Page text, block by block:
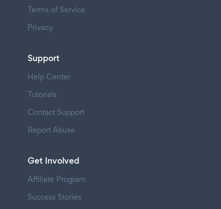
Terms of Service
Privacy
Support
Help Center
Tutorials
Contact Support
Report Abuse
Get Involved
Affiliate Program
Success Stories